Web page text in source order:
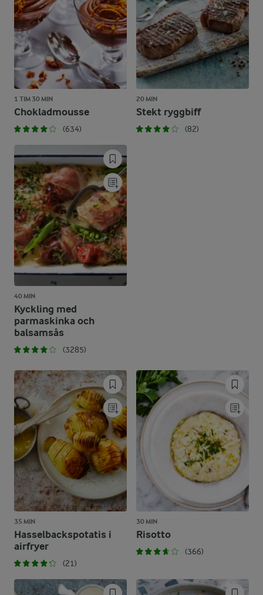
1 TIM 30 MIN
Chokladmousse
(634)
20 MIN
Stekt ryggbiff
(82)
40 MIN
Kyckling med
parmaskinka och
balsamsås
(3285)
35 MIN
Hasselbackspotatis i
airfryer
(21)
30 MIN
Risotto
(366)